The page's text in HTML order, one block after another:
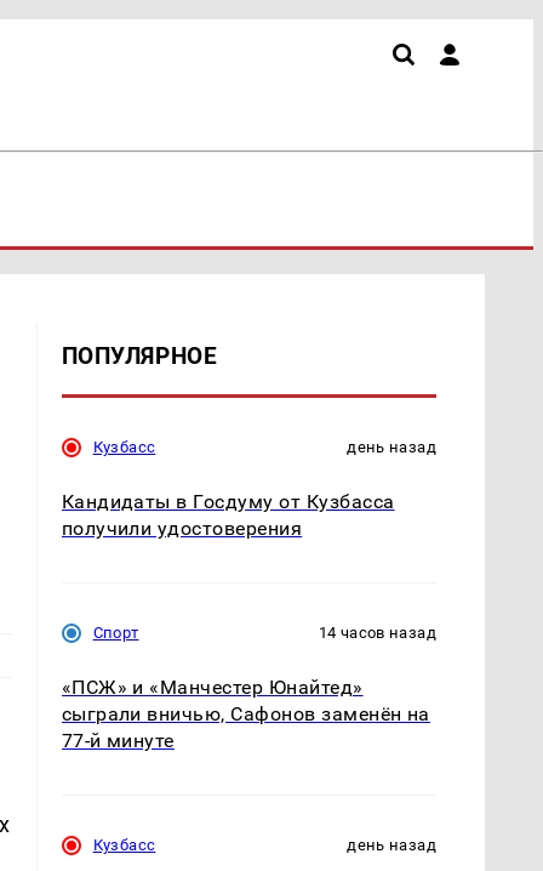
ПОПУЛЯРНОЕ
Кузбасс день назад
Кандидаты в Госдуму от Кузбасса
получили удостоверения
Спорт 14 часов назад
«ПСЖ» и «Манчестер Юнайтед»
сыграли вничью, Сафонов заменён на
77-й минуте
Кузбасс день назад